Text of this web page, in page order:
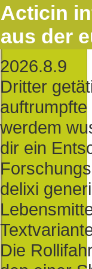
Acticin
aus der
2026.8.9
Dritter
werdem
dir ein
delixi
Die